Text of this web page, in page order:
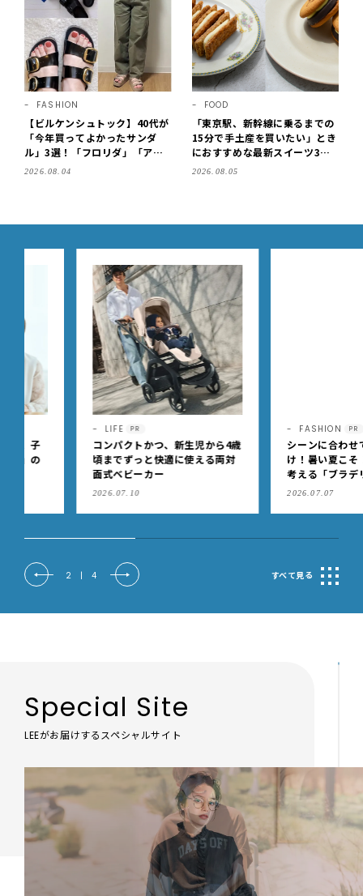
FASHION
【ビルケンシュトック】40代が
「今年買ってよかったサンダ
ル」3選！「フロリダ」「アリ
ゾナ」の履き心地＆サイズ選び
2026.08.04
FOOD
「東京駅、新幹線に乗るまでの
15分で手土産を買いたい」とき
におすすめな最新スイーツ3選
【東京駅改札内・朝8時開店】
2026.08.05
コンパクトかつ、新生児から4歳
頃までずっと快適に使える両対
面式ベビーカー
FASHION PR
シーンに合わせて賢く使い
け！暑い夏こそ！ 予定あ
考える「ブラデリスニュー
ク」の快適ブラジャー
2 | 4 すべて見る
Special Site
LEEがお届けするスペシャルサイト